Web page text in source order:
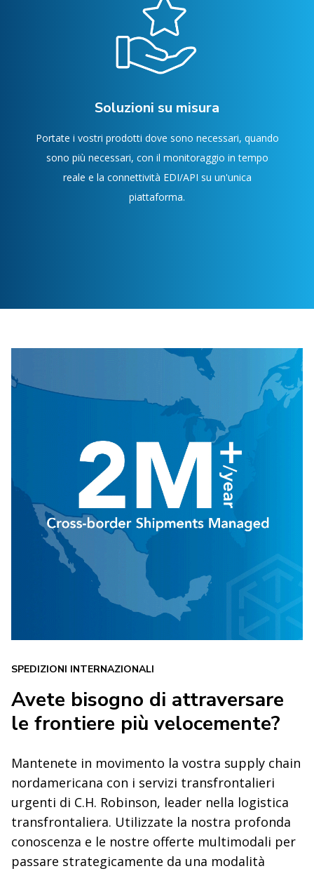
Soluzioni su misura
Portate i vostri prodotti dove sono necessari, quando
sono più necessari, con il monitoraggio in tempo
reale e la connettività EDI/API su un'unica
piattaforma.
SPEDIZIONI INTERNAZIONALI
Avete bisogno di attraversare
le frontiere più velocemente?
Mantenete in movimento la vostra supply chain
nordamericana con i servizi transfrontalieri
urgenti di C.H. Robinson, leader nella logistica
transfrontaliera. Utilizzate la nostra profonda
conoscenza e le nostre offerte multimodali per
passare strategicamente da una modalità